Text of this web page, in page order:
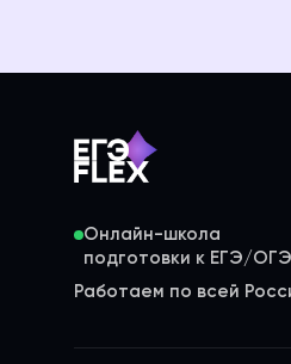
Онлайн-школа
Работаем по всей